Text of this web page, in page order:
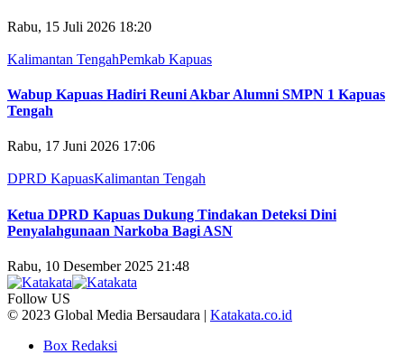
Rabu, 15 Juli 2026 18:20
Kalimantan TengahPemkab Kapuas
Wabup Kapuas Hadiri Reuni Akbar Alumni SMPN 1 Kapuas
Tengah
Rabu, 17 Juni 2026 17:06
DPRD KapuasKalimantan Tengah
Ketua DPRD Kapuas Dukung Tindakan Deteksi Dini
Penyalahgunaan Narkoba Bagi ASN
Rabu, 10 Desember 2025 21:48
Follow US
© 2023 Global Media Bersaudara | Katakata.co.id
Box Redaksi